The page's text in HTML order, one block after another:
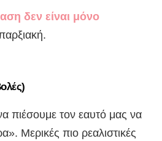
δεν είναι μόνο
πιέσουμε τον εαυτό μας να
Μερικές πιο ρεαλιστικές